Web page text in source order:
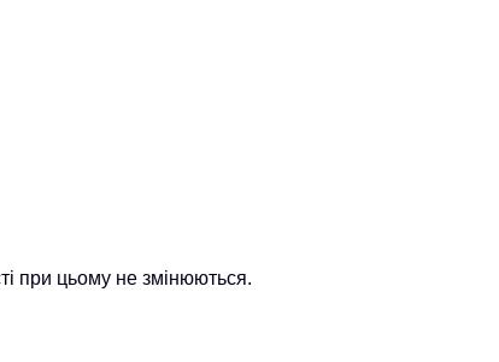
при цьому не змінюються.